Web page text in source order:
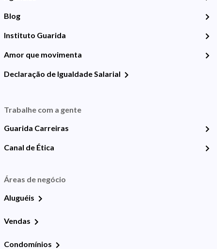
Blog
Instituto Guarida
Amor que movimenta
Declaração de Igualdade Salarial
Trabalhe com a gente
Guarida Carreiras
Canal de Ética
Áreas de negócio
Aluguéis
Vendas
Condomínios